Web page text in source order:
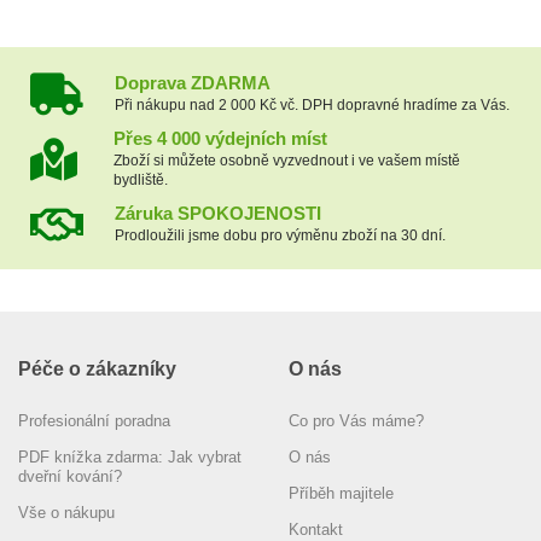
Doprava ZDARMA
Při nákupu nad 2 000 Kč vč. DPH dopravné hradíme za Vás.
Přes 4 000 výdejních míst
Zboží si můžete osobně vyzvednout i ve vašem místě
bydliště.
Záruka SPOKOJENOSTI
Prodloužili jsme dobu pro výměnu zboží na 30 dní.
Péče o zákazníky
Profesionální poradna
PDF knížka zdarma: Jak vybrat
dveřní kování?
Vše o nákupu
O nás
Co pro Vás máme?
O nás
Příběh majitele
Kontakt